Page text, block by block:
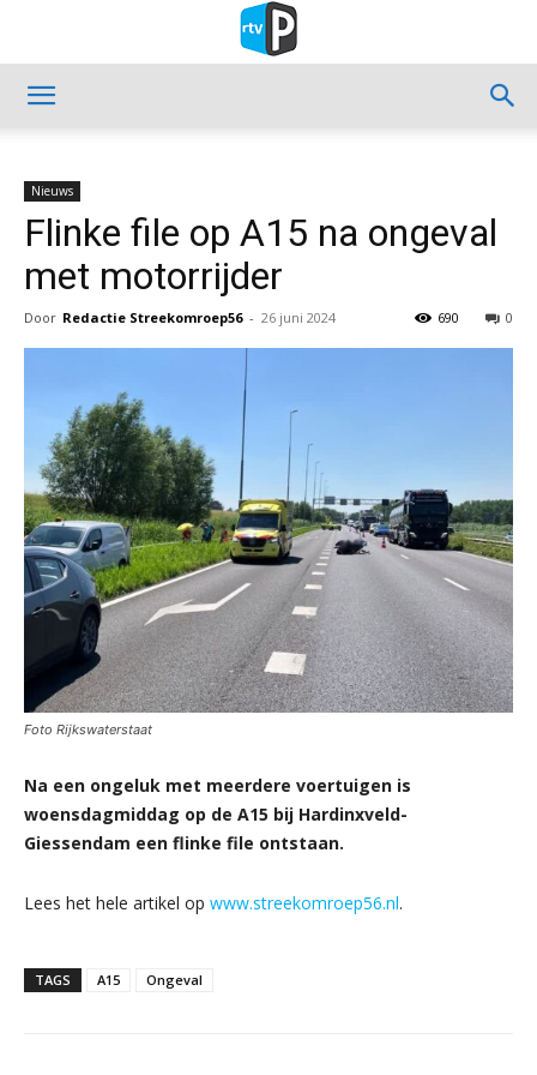
Nieuws
Flinke file op A15 na ongeval
met motorrijder
Door Redactie Streekomroep56 - 26 juni 2024 0
690
Foto Rijkswaterstaat
Na een ongeluk met meerdere voertuigen is
woensdagmiddag op de A15 bij Hardinxveld-
Giessendam een flinke file ontstaan.
Lees het hele artikel op www.streekomroep56.nl.
TAGS A15 Ongeval